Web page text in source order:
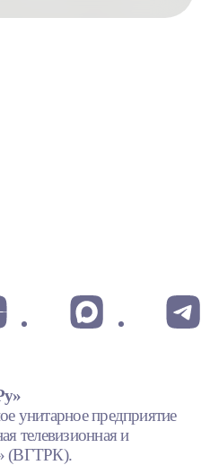
унитарное предприятие
телевизионная и
(ВГТРК).